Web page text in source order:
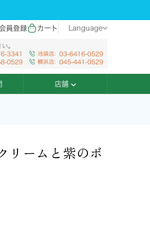
員登録 カート Language
店舗
リームと紫のボ